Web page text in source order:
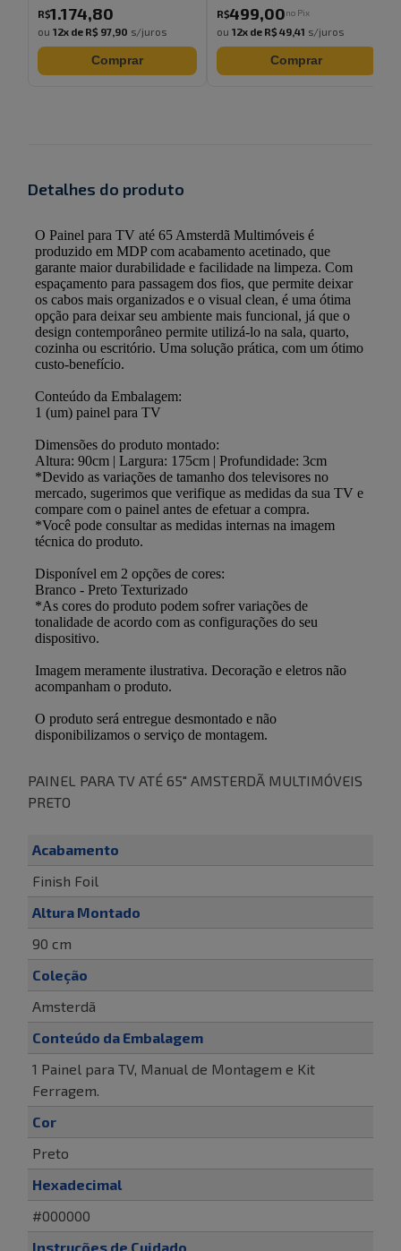
R$1.174,80
ou 12x de R$ 97,90 s/juros
Comprar
R$499,00no Pix
ou 12x de R$ 49,41 s/juros
Comprar
Detalhes do produto
PAINEL PARA TV ATÉ 65" AMSTERDÃ MULTIMÓVEIS
PRETO
Acabamento
Finish Foil
Altura Montado
90 cm
Coleção
Amsterdã
Conteúdo da Embalagem
1 Painel para TV, Manual de Montagem e Kit
Ferragem.
Cor
Preto
Hexadecimal
#000000
Instruções de Cuidado